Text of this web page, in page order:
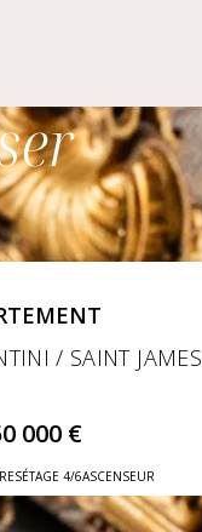
/ SAINT JAMES
000 €
ÉTAGE 4/6ASCENSEUR